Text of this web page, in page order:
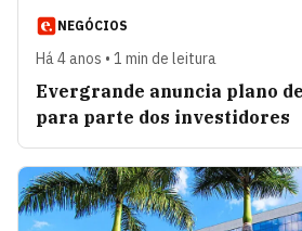
NEGÓCIOS
Há 4 anos • 1 min de leitura
Evergrande anuncia plano
para parte dos investidores